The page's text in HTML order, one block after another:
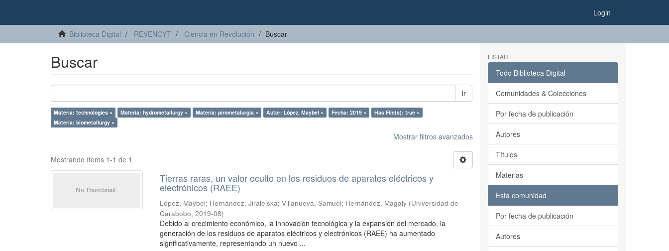
Login
Biblioteca Digital REVENCYT Ciencia en Revolución Buscar
Buscar
Ir
Materia: technologies × Materia: hydrometallurgy × Materia: pirometalurgia × Autor: López, Maybel × Fecha: 2019 ×
Has File(s): true ×
Materia: biometallurgy ×
Mostrar filtros avanzados
Mostrando ítems 1-1 de 1
Tierras raras, un valor oculto en los residuos de aparatos eléctricos y
electrónicos (RAEE)
López, Maybel; Hernández, Jiraleiska;Villanueva, Samuel; Hernández, Magaly (Universidad de
Carabobo,2019-08)
Debido al crecimiento económico, la innovación tecnológica y la expansión del mercado, la
generación de los residuos de aparatos eléctricos y electrónicos (RAEE) ha aumentado
significativamente, representando un nuevo ...
LISTAR
Todo Biblioteca Digital
Comunidades & Colecciones
Por fecha de publicación
Autores
Títulos
Materias
Esta comunidad
Por fecha de publicación
Autores